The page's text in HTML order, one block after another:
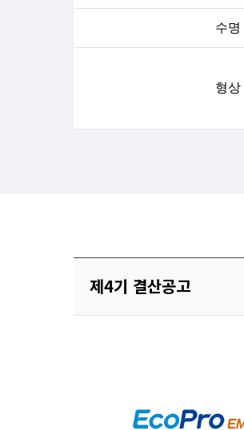
수명
형상
제4기 결산공고